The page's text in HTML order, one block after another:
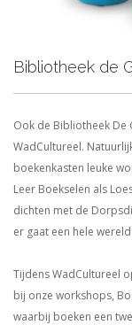
Bibliotheek de
Ook de Bibliotheek De
WadCultureel.
boekenkasten leuke
Leer Boekselen als
dichten met de
er gaat een hele
Tijdens WadCultureel
bij onze workshops,
waarbij boeken een